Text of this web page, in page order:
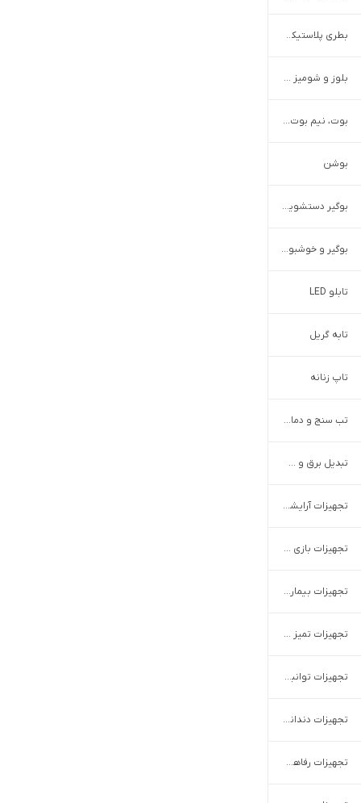
بطری پلاستیکی و پت
بلوز و شومیز دخترانه
بوت، نیم بوت و پوتین مردانه
بوشن
بوگیر دستشویی و حمام
بوگیر و خوشبو کننده هوا
تابلو LED
تابه گریل
تاپ زنانه
تب سنج و دماسنج
تبدیل برق و شارژر
تجهیزات آرایشگاهی
تجهیزات بازی موبایل
تجهیزات بیمارستانی
تجهیزات تمیز کننده خودرو
تجهیزات توانبخشی
تجهیزات دندانپزشکی
تجهیزات رفاهی خودرو